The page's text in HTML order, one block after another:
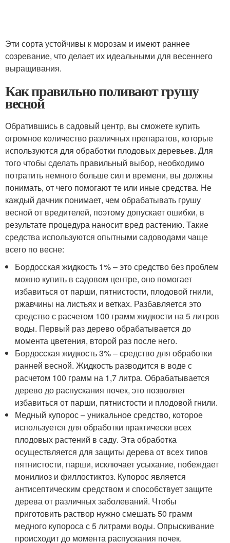
Эти сорта устойчивы к морозам и имеют раннее
созревание, что делает их идеальными для весеннего
выращивания.
Как правильно поливают грушу
весной
Обратившись в садовый центр, вы сможете купить
огромное количество различных препаратов, которые
используются для обработки плодовых деревьев. Для
того чтобы сделать правильный выбор, необходимо
потратить немного больше сил и времени, вы должны
понимать, от чего помогают те или иные средства. Не
каждый дачник понимает, чем обрабатывать грушу
весной от вредителей, поэтому допускает ошибки, в
результате процедура наносит вред растению. Такие
средства используются опытными садоводами чаще
всего по весне:
Бордосская жидкость 1% – это средство без проблем
можно купить в садовом центре, оно помогает
избавиться от парши, пятнистости, плодовой гнили,
ржавчины на листьях и ветках. Разбавляется это
средство с расчетом 100 грамм жидкости на 5 литров
воды. Первый раз дерево обрабатывается до
момента цветения, второй раз после него.
Бордосская жидкость 3% – средство для обработки
ранней весной. Жидкость разводится в воде с
расчетом 100 грамм на 1,7 литра. Обрабатывается
дерево до распускания почек, это позволяет
избавиться от парши, пятнистости и плодовой гнили.
Медный купорос – уникальное средство, которое
используется для обработки практически всех
плодовых растений в саду. Эта обработка
осуществляется для защиты дерева от всех типов
пятнистости, парши, исключает усыхание, побеждает
монилиоз и филлостиктоз. Купорос является
антисептическим средством и способствует защите
дерева от различных заболеваний. Чтобы
приготовить раствор нужно смешать 50 грамм
медного купороса с 5 литрами воды. Опрыскивание
происходит до момента распускания почек.